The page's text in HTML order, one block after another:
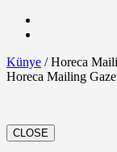
Künye / Horeca
Horeca Mailing
CLOSE